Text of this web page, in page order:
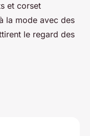
et corset
la mode avec des
le regard des